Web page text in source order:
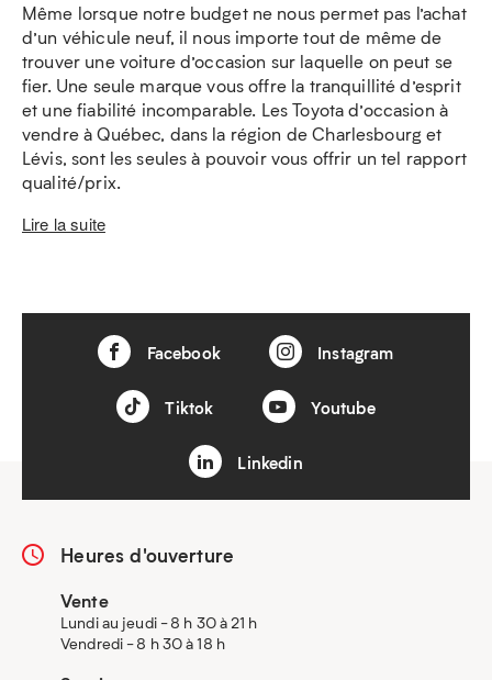
Même lorsque notre budget ne nous permet pas l’achat
d’un véhicule neuf, il nous importe tout de même de
trouver une voiture d’occasion sur laquelle on peut se
fier. Une seule marque vous offre la tranquillité d’esprit
et une fiabilité incomparable. Les Toyota d’occasion à
vendre à Québec, dans la région de Charlesbourg et
Lévis, sont les seules à pouvoir vous offrir un tel rapport
qualité/prix.
Lire la suite
Facebook Instagram
Tiktok Youtube
Linkedin
Heures d'ouverture
Vente
Lundi au jeudi - 8 h 30 à 21 h
Vendredi - 8 h 30 à 18 h